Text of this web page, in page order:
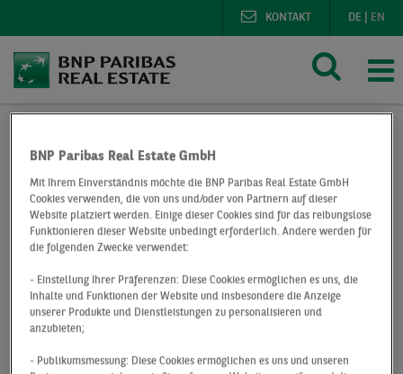
DE EN
KONTAKT
Mongo’s Restaurant kommt in den Dortmunder Hafen
Mongo’s
Restaurant kommt
in den Dortmunder
BNP Paribas Real Estate GmbH
Mit Ihrem Einverständnis möchte die BNP Paribas Real Estate GmbH
Cookies verwenden, die von uns und/oder von Partnern auf dieser
Website platziert werden. Einige dieser Cookies sind für das reibungslose
Funktionieren dieser Website unbedingt erforderlich. Andere werden für
die folgenden Zwecke verwendet:
- Einstellung Ihrer Präferenzen: Diese Cookies ermöglichen es uns, die
Inhalte und Funktionen der Website und insbesondere die Anzeige
unserer Produkte und Dienstleistungen zu personalisieren und
anzubieten;
- Publikumsmessung: Diese Cookies ermöglichen es uns und unseren